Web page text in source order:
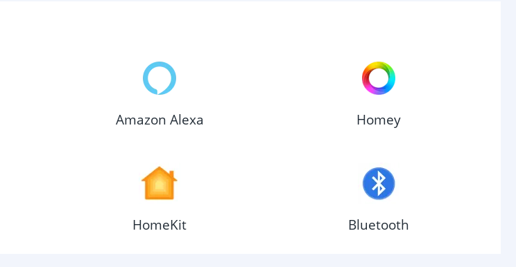
Amazon Alexa Homey
HomeKit Bluetooth